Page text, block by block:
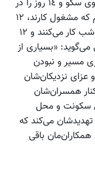
است و کارکنان هر نوبت کاری ١٤ روز را بر روی سکو و ١٤ روز را در
جمع خانواده به سر می‌برند. در ١٤ روزی هم که مشغول کارند، ١٢
ساعت بدون توقف و از ساعت ٧ صبح تا ٧ شب کار می‌کنند و ١٢
می‌گوید: «بسیاری از
مسیر و نبودن
عزای نزدیکان‌شان
همسران‌شان
سکونت و محل
تهدیدشان می‌کند که
باقی